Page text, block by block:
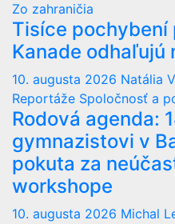
Zo zahraničia
Tisíce pochybení
Kanade odhaľujú
10. augusta 2026 Natália
Reportáže Spoločnosť a
Rodová agenda:
gymnazistovi v
pokuta za
workshope
10. augusta 2026 Michal